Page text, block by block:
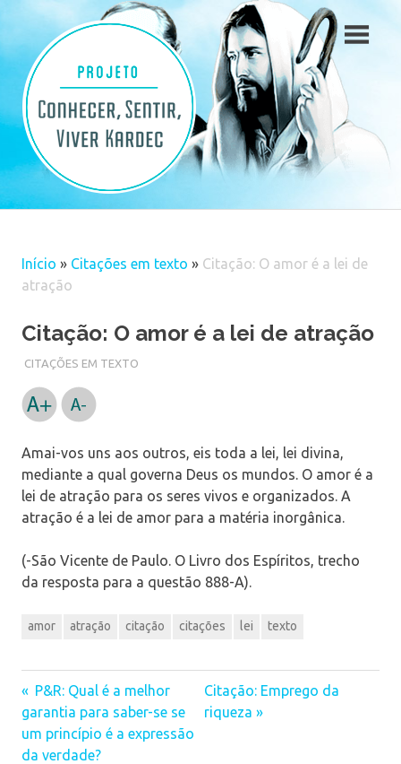
content
Início » Citações em texto » Citação: O amor é a lei de
atração
Citação: O amor é a lei de atração
CITAÇÕES EM TEXTO
Amai-vos uns aos outros, eis toda a lei, lei divina,
mediante a qual governa Deus os mundos. O amor é a
lei de atração para os seres vivos e organizados. A
atração é a lei de amor para a matéria inorgânica.
(-São Vicente de Paulo. O Livro dos Espíritos, trecho
da resposta para a questão 888-A).
amor atração citação citações lei texto
Navegação
de
P&R: Qual é a melhor
garantia para saber-se se
um princípio é a expressão
da verdade?
Citação: Emprego da
riqueza